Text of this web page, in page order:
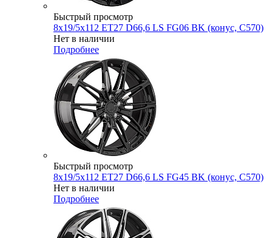
Быстрый просмотр
8x19/5x112 ET27 D66,6 LS FG06 BK (конус, C570)
Нет в наличии
Подробнее
Быстрый просмотр
8x19/5x112 ET27 D66,6 LS FG45 BK (конус, C570)
Нет в наличии
Подробнее